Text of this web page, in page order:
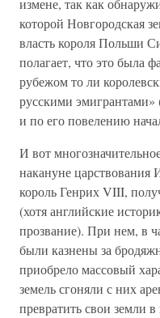
измене, так как
которой Новгородская
власть короля Польши
полагает, что это была
рубежом то ли
русскими
и по его повелению
И вот
накануне царствования
король Генрих VIII,
(хотя английские
прозвание). При нем, в
были казнены за
приобрело массовый
земель сгоняли с них
превратить свои земли